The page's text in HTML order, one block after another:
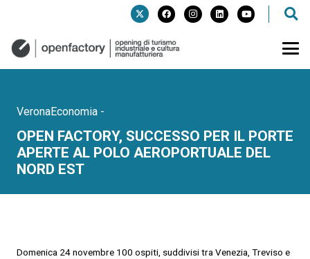
VeronaEconomia -
OPEN FACTORY, SUCCESSO PER IL PORTE
APERTE AL POLO AEROPORTUALE DEL
NORD EST
Domenica 24 novembre 100 ospiti, suddivisi tra Venezia, Treviso e